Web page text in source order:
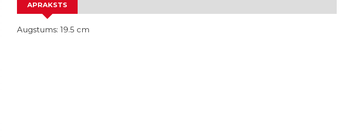
APRAKSTS
Augstums: 19.5 cm